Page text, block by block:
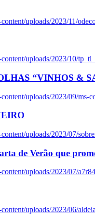
uploads/2023/11/
uploads/2023/10/
“VINHOS &
uploads/2023/09/ms-
uploads/2023/07/
de Verão que
uploads/2023/07/
uploads/2023/06/